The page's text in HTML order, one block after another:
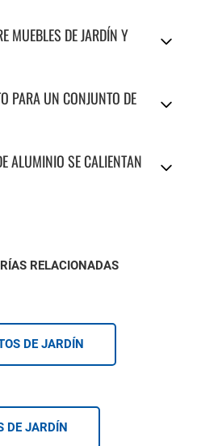
MUEBLES DE JARDÍN Y
PARA UN CONJUNTO DE
ALUMINIO SE CALIENTAN
RELACIONADAS
DE JARDÍN
DE JARDÍN